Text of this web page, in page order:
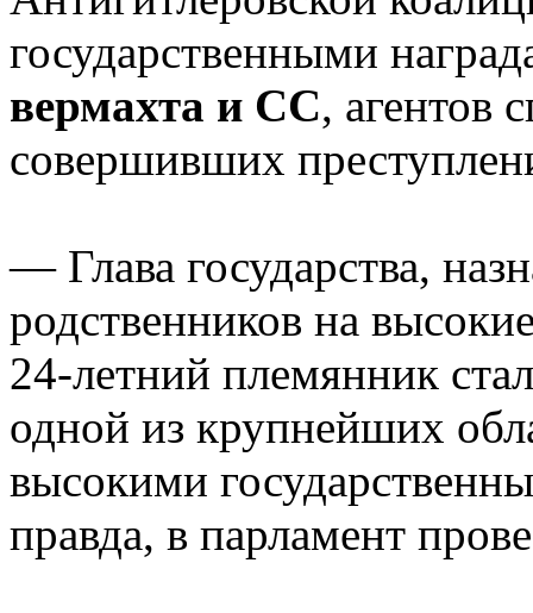
государственными
вермахта и СС, агентов
совершивших
— Глава государства,
родственников на
24-летний племянник
одной из крупнейших
высокими
правда, в парламент